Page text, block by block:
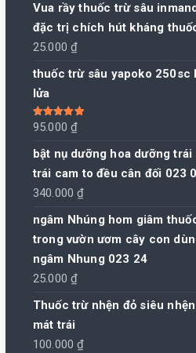
Vua rầy thuốc trừ sâu
đặc trị chích hút kháng
25.000₫
thuốc trừ sâu yapoko 250sc
lửa
Được xếp
hạng 5.005
95.000₫
bật nụ dưỡng hoa dưỡng trái
trái cam to đều cân đối 023
340.000₫
ngâm Nhúng hom giâm
trong vườn ươm cây con
ngâm Nhung 023 24
25.000₫
Thuốc trừ nhện đỏ siêu
mát trái
100.000₫